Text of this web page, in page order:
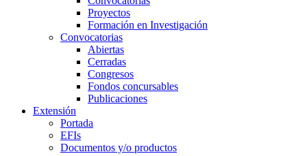
Proyectos
Formación en Investigación
Convocatorias
Abiertas
Cerradas
Congresos
Fondos concursables
Publicaciones
Extensión
Portada
EFIs
Documentos y/o productos